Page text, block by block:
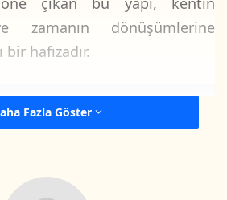
zamanın dönüşümlerine
hafızadır.
Fazla Göster